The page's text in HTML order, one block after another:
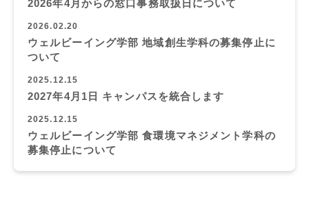
2026年4月からの窓口事務取扱日について
2026.02.20
ウェルビーイング学部 地域創生学科の募集停止に
ついて
2025.12.15
2027年4月1日 キャンパスを統合します
2025.12.15
ウェルビーイング学部 食環境マネジメント学科の
募集停止について